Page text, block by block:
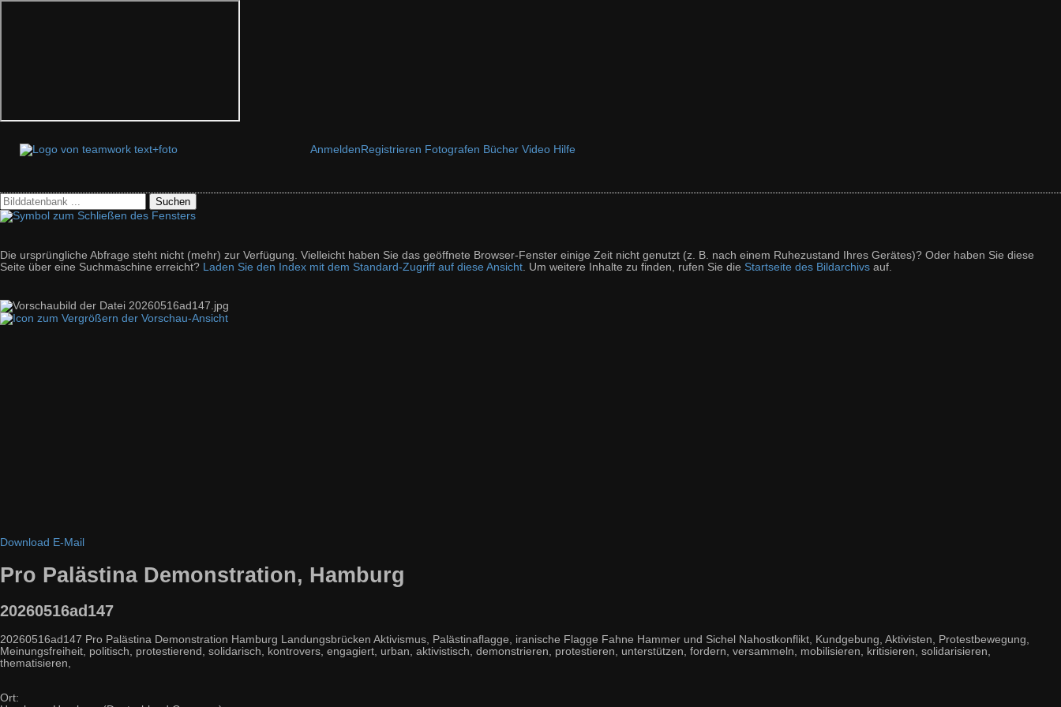
Anmelden Registrieren Fotografen Bücher Video Hilfe
Suchen
Die ursprüngliche Abfrage steht nicht (mehr) zur Verfügung. Vielleicht haben Sie das geöffnete Browser-Fenster einige Zeit nicht genutzt (z. B. nach einem Ruhezustand Ihres Gerätes)? Oder haben Sie diese
Seite über eine Suchmaschine erreicht? Laden Sie den Index mit dem Standard-Zugriff auf diese Ansicht. Um weitere Inhalte zu finden, rufen Sie die Startseite des Bildarchivs auf.
Download E-Mail
Pro Palästina Demonstration, Hamburg
20260516ad147
20260516ad147 Pro Palästina Demonstration Hamburg Landungsbrücken Aktivismus, Palästinaflagge, iranische Flagge Fahne Hammer und Sichel Nahostkonflikt, Kundgebung, Aktivisten, Protestbewegung,
Meinungsfreiheit, politisch, protestierend, solidarisch, kontrovers, engagiert, urban, aktivistisch, demonstrieren, protestieren, unterstützen, fordern, versammeln, mobilisieren, kritisieren, solidarisieren,
thematisieren,
Ort: